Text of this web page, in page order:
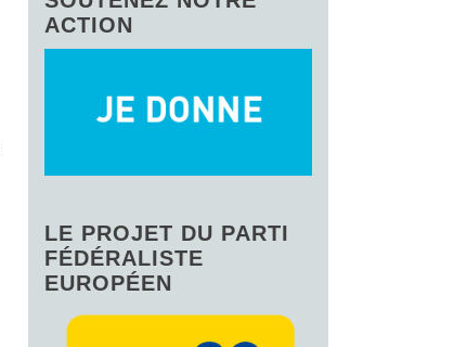
ACTION
LE PROJET DU PARTI
FÉDÉRALISTE
EUROPÉEN